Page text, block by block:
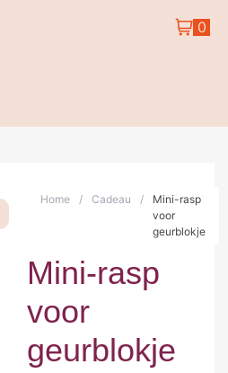
0
Home / Cadeau /
Mini-rasp
voor
geurblokje
Mini-rasp
voor
geurblokje